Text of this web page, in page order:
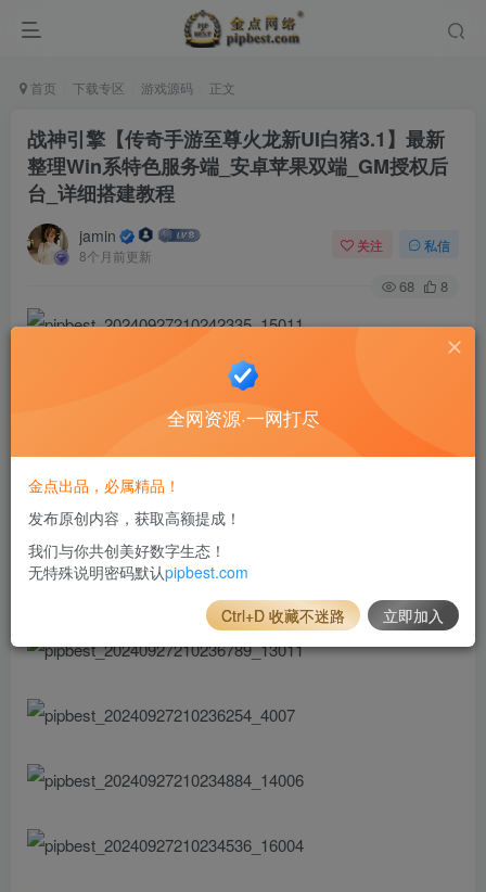
首页 下载专区 游戏源码 正文
战神引擎【传奇手游至尊火龙新UI白猪3.1】最新
整理Win系特色服务端_安卓苹果双端_GM授权后
台_详细搭建教程
jamin
8个月前更新
关注 私信
68 8
全网资源·一网打尽
金点出品，必属精品！
发布原创内容，获取高额提成！
我们与你共创美好数字生态！
无特殊说明密码默认pipbest.com
Ctrl+D 收藏不迷路 立即加入